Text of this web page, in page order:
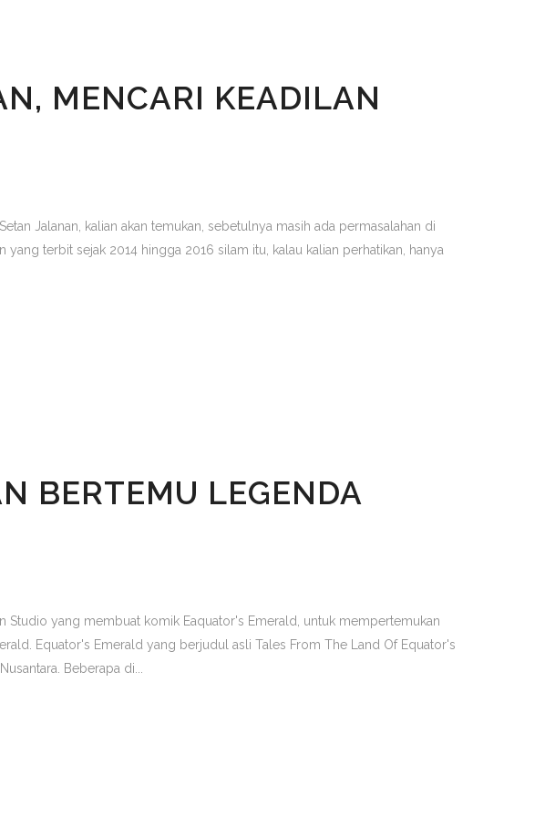
MENCARI KEADILAN
Jalanan, kalian akan temukan, sebetulnya masih ada permasalahan di
terbit sejak 2014 hingga 2016 silam itu, kalau kalian perhatikan, hanya
BERTEMU LEGENDA
Studio yang membuat komik Eaquator's Emerald, untuk mempertemukan
Equator's Emerald yang berjudul asli Tales From The Land Of Equator's
Beberapa di...